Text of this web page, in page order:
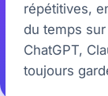
répétitives,
du temps
ChatGPT,
toujours